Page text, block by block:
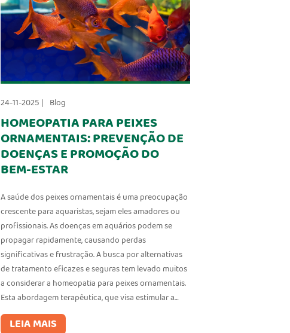
24-11-2025 | Blog
HOMEOPATIA PARA PEIXES
ORNAMENTAIS: PREVENÇÃO DE
DOENÇAS E PROMOÇÃO DO
BEM-ESTAR
A saúde dos peixes ornamentais é uma preocupação
crescente para aquaristas, sejam eles amadores ou
profissionais. As doenças em aquários podem se
propagar rapidamente, causando perdas
significativas e frustração. A busca por alternativas
de tratamento eficazes e seguras tem levado muitos
a considerar a homeopatia para peixes ornamentais.
Esta abordagem terapêutica, que visa estimular a…
LEIA MAIS